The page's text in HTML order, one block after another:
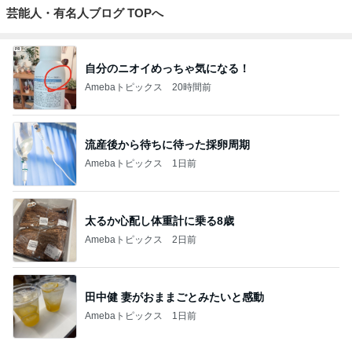
芸能人・有名人ブログ TOPへ
自分のニオイめっちゃ気になる！
Amebaトピックス 20時間前
流産後から待ちに待った採卵周期
Amebaトピックス 1日前
太るか心配し体重計に乗る8歳
Amebaトピックス 2日前
田中健 妻がおままごとみたいと感動
Amebaトピックス 1日前